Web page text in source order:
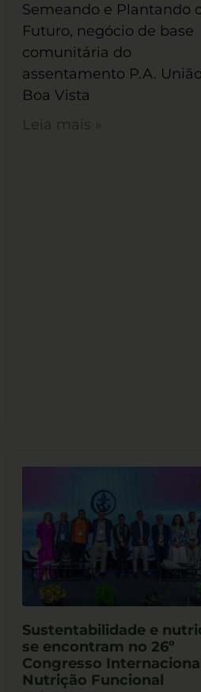
Semeando e Plantando
Futuro, negócio de base
comunitária do
assentamento P.A. União
Boa Vista
Leia mais »
Sustentabilidade e
se encontram no 26º
Congresso
Nutrição Funcional